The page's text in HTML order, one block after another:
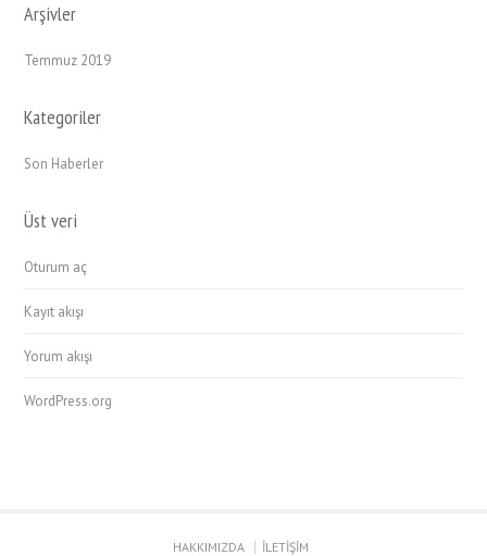
Arşivler
Temmuz 2019
Kategoriler
Son Haberler
Üst veri
Oturum aç
Kayıt akışı
Yorum akışı
WordPress.org
HAKKIMIZDA İLETİŞİM